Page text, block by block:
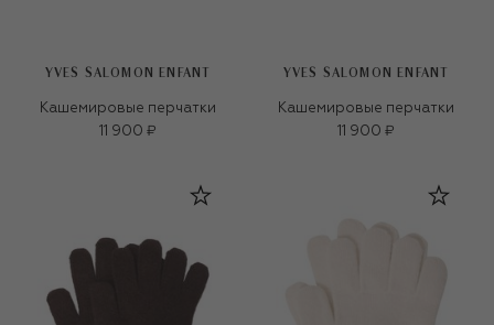
YVES SALOMON ENFANT
Кашемировые перчатки
11 900 ₽
YVES SALOMON ENFANT
Кашемировые перчатки
11 900 ₽